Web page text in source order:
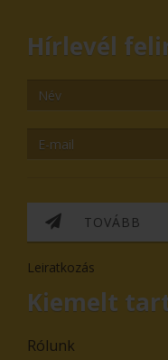
Hírlevél
TOVÁBB
Leiratkozás
Kiemelt
Rólunk